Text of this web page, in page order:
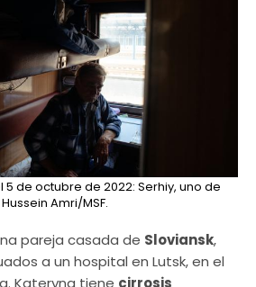
de octubre de 2022: Serhiy, uno de
Amri/MSF.
pareja casada de Sloviansk,
a un hospital en Lutsk, en el
Kateryna tiene cirrosis